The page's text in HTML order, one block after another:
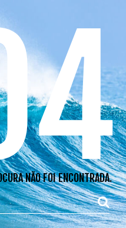
NÃO FOI ENCONTRADA.